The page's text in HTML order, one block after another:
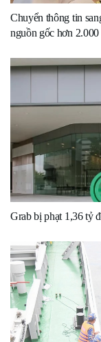
Chuyển thông tin
nguồn gốc hơn
Grab bị phạt 1,36 tỷ